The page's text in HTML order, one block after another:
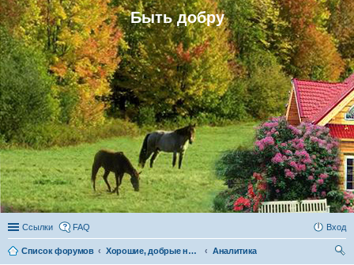
Быть добру
Ссылки FAQ Вход
Список форумов Хорошие, добрые новости и их распространение в обществе
Аналитика